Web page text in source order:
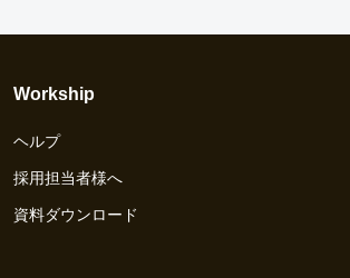
Workship
ヘルプ
採用担当者様へ
資料ダウンロード